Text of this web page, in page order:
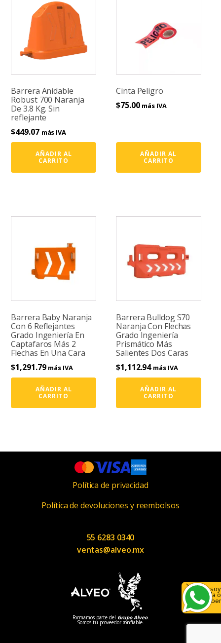
Hola,
ayuda
Barrera Anidable
Robust 700 Naranja
De 3.8 Kg. Sin
reflejante
$449.07 más IVA
AÑADIR AL
CARRITO
Cinta Peligro
$75.00 más IVA
AÑADIR AL
CARRITO
Barrera Baby Naranja
Con 6 Reflejantes
Grado Ingeniería En
Captafaros Más 2
Flechas En Una Cara
$1,291.79 más IVA
AÑADIR AL
CARRITO
Barrera Bulldog S70
Naranja Con Flechas
Grado Ingeniería
Prismático Más
Salientes Dos Caras
$1,112.94 más IVA
AÑADIR AL
CARRITO
Política de privacidad
Política de devoluciones y reembolsos
55 6283 0340
ventas@alveo.mx
Formamos parte del Grupo Alveo.
Somos tu proveedor confiable.